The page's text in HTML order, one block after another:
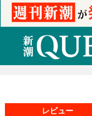
レビュー